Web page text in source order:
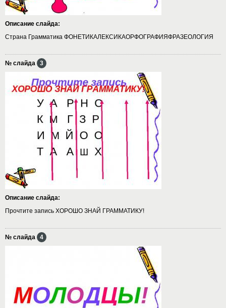
Описание слайда:
Страна Грамматика ФОНЕТИКАЛЕКСИКАОРФОГРАФИЯФРАЗЕОЛОГИЯ
№ слайда 3
Описание слайда:
Прочтите запись ХОРОШО ЗНАЙ ГРАММАТИКУ!
№ слайда 4